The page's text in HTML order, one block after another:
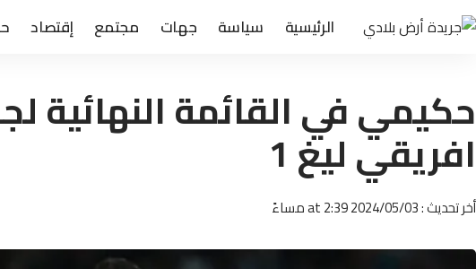
الرئيسية سياسة جهات مجتمع إقتصاد
حكيمي في القائمة النهائية
افريقي ليغ 1
أخر تحديث : 2024/05/03 at 2:39 مساءً